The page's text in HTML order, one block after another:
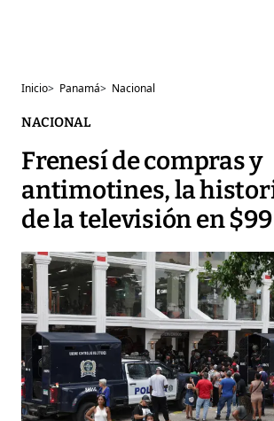
Inicio> Panamá> Nacional
NACIONAL
Frenesí de compras y
antimotines, la
de la televisión en $99